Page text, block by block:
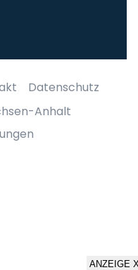
Datenschutz
Anhalt
ANZEIGE